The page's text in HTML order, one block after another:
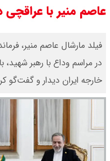
عاصم منیر با عراقچی
فیلد مارشال عاصم منیر،
در مراسم وداع با رهبر
خارجه ایران دیدار و گفت‌گو